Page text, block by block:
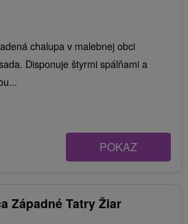
chalupa v malebnej obci
Disponuje štyrmi spálňami a
POKAZ
Západné Tatry Žiar